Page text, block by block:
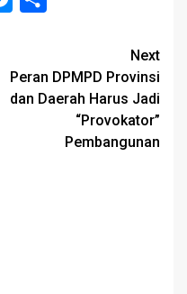
Next
Peran DPMPD Provinsi
dan Daerah Harus Jadi
“Provokator”
Pembangunan